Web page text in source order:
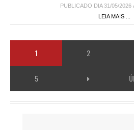
PUBLICADO DIA 31/05/2026
LEIA MAIS ...
1 2
5